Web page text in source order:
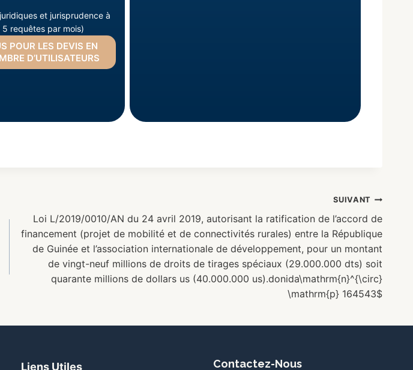
et jurisprudence à
requêtes par mois)
POUR LES DEVIS EN
D’UTILISATEURS
SUIVANT
Loi L/2019/0010/AN du 24 avril 2019, autorisant la ratification de l’accord de
financement (projet de mobilité et de connectivités rurales) entre la République
de Guinée et l’association internationale de développement, pour un montant
de vingt-neuf millions de droits de tirages spéciaux (29.000.000 dts) soit
quarante millions de dollars us (40.000.000 us).donida\mathrm{n}^{\circ}
\mathrm{p} 164543$
Liens Utiles Contactez-Nous